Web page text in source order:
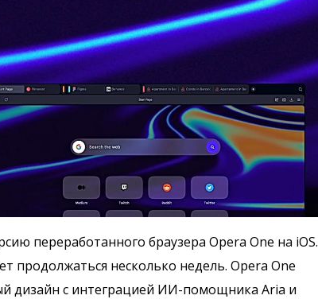
переработанного браузера Opera One на iOS.
продолжаться несколько недель. Opera One
дизайн с интеграцией ИИ-помощника Aria и